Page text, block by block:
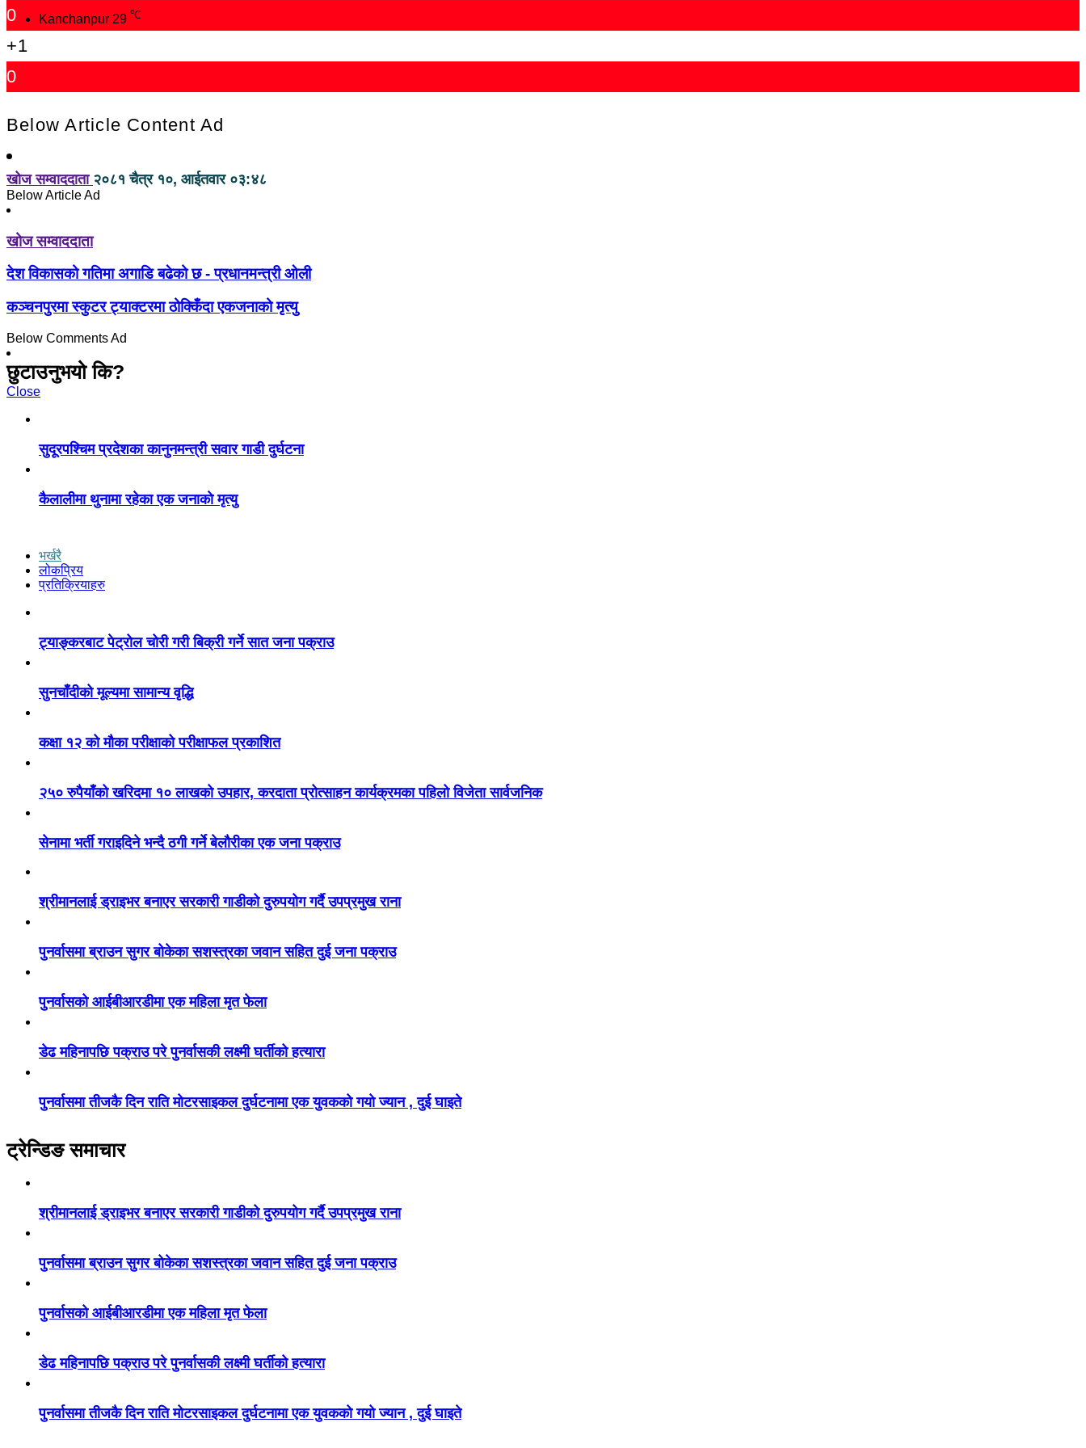
Kanchanpur 29 ℃
0
+1
0
Below Article Content Ad
खोज सम्वाददाता २०८१ चैत्र १०, आईतवार ०३:४८
Below Article Ad
खोज सम्वाददाता
देश विकासको गतिमा अगाडि बढेको छ - प्रधानमन्त्री ओली
कञ्चनपुरमा स्कुटर ट्याक्टरमा ठोक्किँदा एकजनाको मृत्यु
Below Comments Ad
छुटाउनुभयो कि?
Close
सुदूरपश्चिम प्रदेशका कानुनमन्त्री सवार गाडी दुर्घटना
कैलालीमा थुनामा रहेका एक जनाकाे मृत्यु
भर्खरै
लोकप्रिय
प्रतिक्रियाहरु
ट्याङ्करबाट पेट्रोल चोरी गरी बिक्री गर्ने सात जना पक्राउ
सुनचाँदीको मूल्यमा सामान्य वृद्धि
कक्षा १२ को मौका परीक्षाको परीक्षाफल प्रकाशित
२५० रुपैयाँको खरिदमा १० लाखको उपहार, करदाता प्रोत्साहन कार्यक्रमका पहिलो विजेता सार्वजनिक
सेनामा भर्ती गराइदिने भन्दै ठगी गर्ने बेलौरीका एक जना पक्राउ
श्रीमानलाई ड्राइभर बनाएर सरकारी गाडीको दुरुपयोग गर्दै उपप्रमुख राना
पुनर्वासमा ब्राउन सुगर बोकेका सशस्त्रका जवान सहित दुई जना पक्राउ
पुनर्वासको आईबीआरडीमा एक महिला मृत फेला
डेढ महिनापछि पक्राउ परे पुनर्वासकी लक्ष्मी घर्तीको हत्यारा
पुनर्वासमा तीजकै दिन राति मोटरसाइकल दुर्घटनामा एक युवकको गयो ज्यान , दुई घाइते
ट्रेन्डिङ समाचार
श्रीमानलाई ड्राइभर बनाएर सरकारी गाडीको दुरुपयोग गर्दै उपप्रमुख राना
पुनर्वासमा ब्राउन सुगर बोकेका सशस्त्रका जवान सहित दुई जना पक्राउ
पुनर्वासको आईबीआरडीमा एक महिला मृत फेला
डेढ महिनापछि पक्राउ परे पुनर्वासकी लक्ष्मी घर्तीको हत्यारा
पुनर्वासमा तीजकै दिन राति मोटरसाइकल दुर्घटनामा एक युवकको गयो ज्यान , दुई घाइते